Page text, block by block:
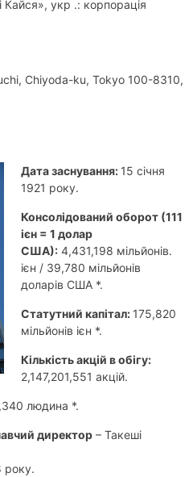
Кайся», укр .: корпорація
Chiyoda-ku, Tokyo 100-8310,
Дата заснування: 15 cічня
1921 року.
Консолідований оборот (111
ієн = 1 долар
США): 4,431,198 мільйонів.
ієн / 39,780 мільйонів
доларів США *.
Статутний капітал: 175,820
мільйонів ієн *.
Кількість акцій в обігу:
2,147,201,551 акцій.
людина *.
директор – Такеші
року.